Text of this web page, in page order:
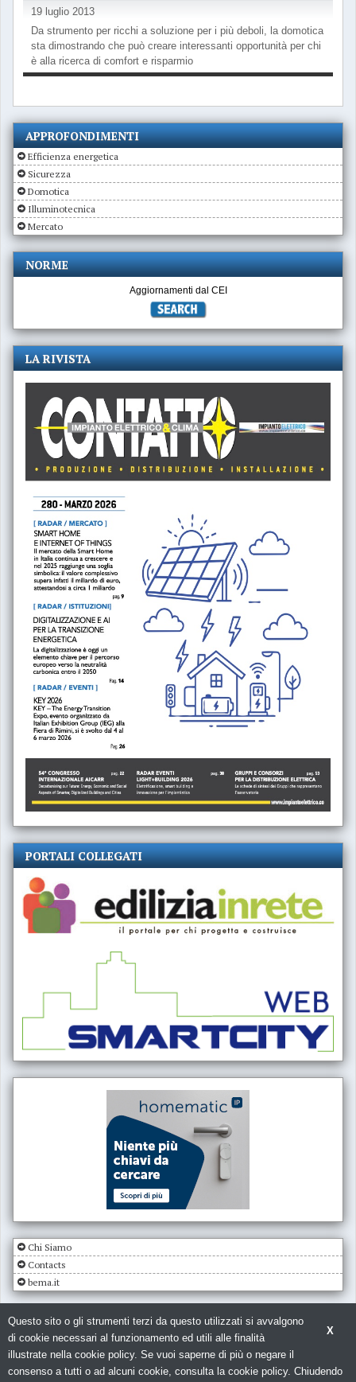
19 luglio 2013
Da strumento per ricchi a soluzione per i più deboli, la domotica
sta dimostrando che può creare interessanti opportunità per chi
è alla ricerca di comfort e risparmio
APPROFONDIMENTI
Efficienza energetica
Sicurezza
Domotica
Illuminotecnica
Mercato
NORME
Aggiornamenti dal CEI
LA RIVISTA
PORTALI COLLEGATI
Chi Siamo
Contacts
bema.it
X
Questo sito o gli strumenti terzi da questo utilizzati si avvalgono
di cookie necessari al funzionamento ed utili alle finalità
illustrate nella cookie policy. Se vuoi saperne di più o negare il
consenso a tutti o ad alcuni cookie, consulta la cookie policy. Chiudendo